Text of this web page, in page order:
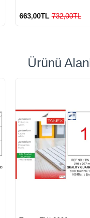
663,00TL 732,00TL
Ürünü